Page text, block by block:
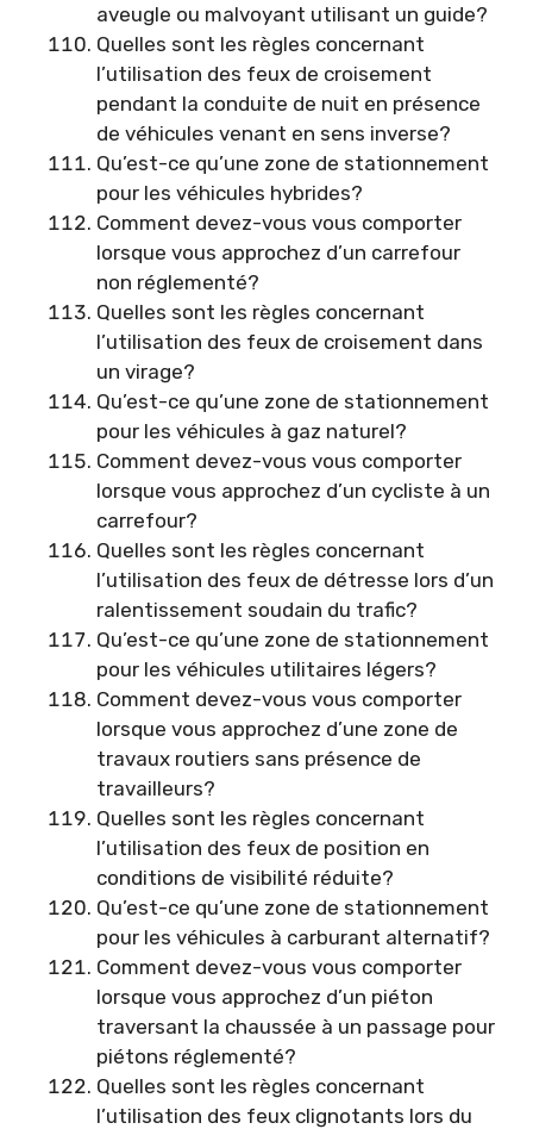
aveugle ou malvoyant utilisant un guide?
Quelles sont les règles concernant
l’utilisation des feux de croisement
pendant la conduite de nuit en présence
de véhicules venant en sens inverse?
Qu’est-ce qu’une zone de stationnement
pour les véhicules hybrides?
Comment devez-vous vous comporter
lorsque vous approchez d’un carrefour
non réglementé?
Quelles sont les règles concernant
l’utilisation des feux de croisement dans
un virage?
Qu’est-ce qu’une zone de stationnement
pour les véhicules à gaz naturel?
Comment devez-vous vous comporter
lorsque vous approchez d’un cycliste à un
carrefour?
Quelles sont les règles concernant
l’utilisation des feux de détresse lors d’un
ralentissement soudain du trafic?
Qu’est-ce qu’une zone de stationnement
pour les véhicules utilitaires légers?
Comment devez-vous vous comporter
lorsque vous approchez d’une zone de
travaux routiers sans présence de
travailleurs?
Quelles sont les règles concernant
l’utilisation des feux de position en
conditions de visibilité réduite?
Qu’est-ce qu’une zone de stationnement
pour les véhicules à carburant alternatif?
Comment devez-vous vous comporter
lorsque vous approchez d’un piéton
traversant la chaussée à un passage pour
piétons réglementé?
Quelles sont les règles concernant
l’utilisation des feux clignotants lors du